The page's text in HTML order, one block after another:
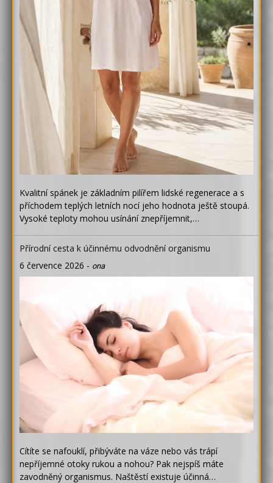
Kvalitní spánek je základním pilířem lidské regenerace a s
příchodem teplých letních nocí jeho hodnota ještě stoupá.
Vysoké teploty mohou usínání znepříjemnit,…
Přírodní cesta k účinnému odvodnění organismu
6 července 2026 - ona
Cítíte se nafouklí, přibýváte na váze nebo vás trápí
nepříjemné otoky rukou a nohou? Pak nejspíš máte
zavodněný organismus. Naštěstí existuje účinná…